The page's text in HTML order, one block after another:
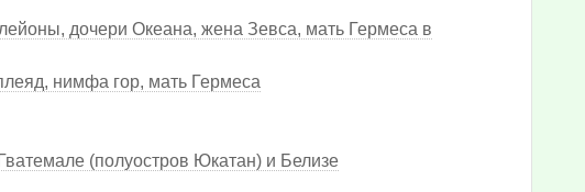
дочери Океана, жена Зевса, мать Гермеса в
нимфа гор, мать Гермеса
(полуостров Юкатан) и Белизе